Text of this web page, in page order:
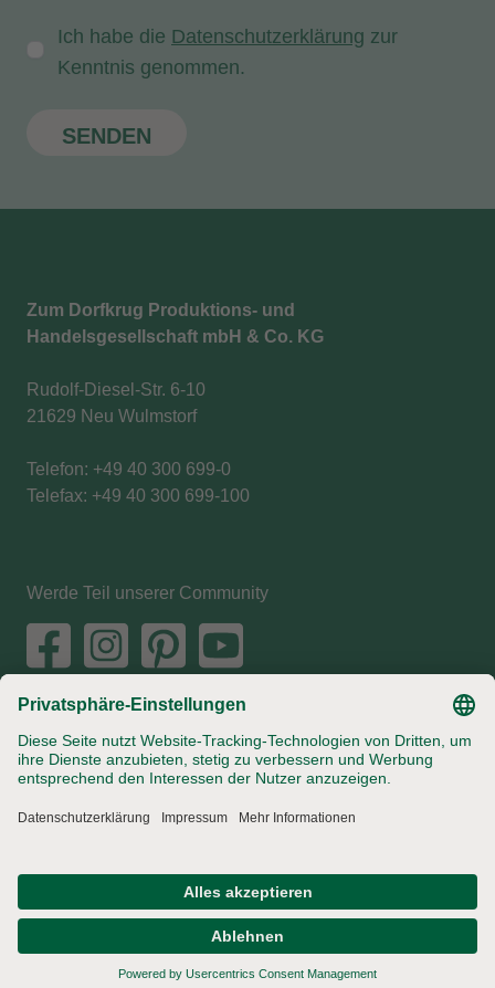
Ich habe die Datenschutzerklärung zur
Kenntnis genommen.
SENDEN
Zum Dorfkrug Produktions- und
Handelsgesellschaft mbH & Co. KG
Rudolf-Diesel-Str. 6-10
21629 Neu Wulmstorf
Telefon: +49 40 300 699-0
Telefax: +49 40 300 699-100
Werde Teil unserer Community
Landhof
Impressum